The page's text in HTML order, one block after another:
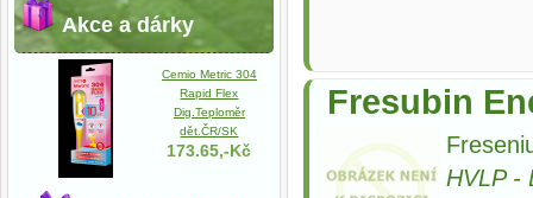
Fresubin
HVLP-
Akce a dárky
Cemio Metric 304
Rapid Flex
Dig.Teploměr
dět.ČR/SK
173.65,-Kč